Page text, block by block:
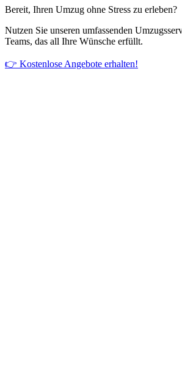
Bereit, Ihren Umzug ohne Stress zu erleben?
Nutzen Sie unseren umfassenden
Teams, das all Ihre Wünsche erfüllt.
👉 Kostenlose Angebote erhalten!